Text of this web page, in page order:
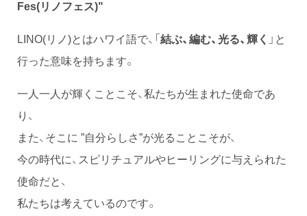
Fes(リノフェス)"
LINO(リノ)とはハワイ語で、「結ぶ、編む、光る、輝く 」と
行った意味を持ちます。
一人一人が輝くことこそ、私たちが生まれた使命であ
り、
また、そこに ”自分らしさ”が光ることこそが、
今の時代に、スピリチュアルやヒーリングに与えられた
使命だと、
私たちは考えているのです。